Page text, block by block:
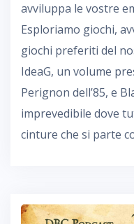
avviluppa le vostre
Esploriamo giochi,
giochi preferiti del
IdeaG, un volume
Perignon dell’85, e
imprevedibile dove
cinture che si parte